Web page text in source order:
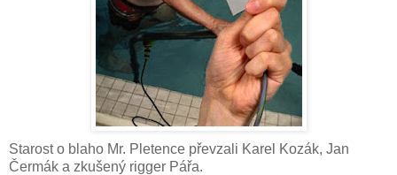
Starost o blaho Mr. Pletence převzali Karel Kozák, Jan
Čermák a zkušený rigger Pářa.